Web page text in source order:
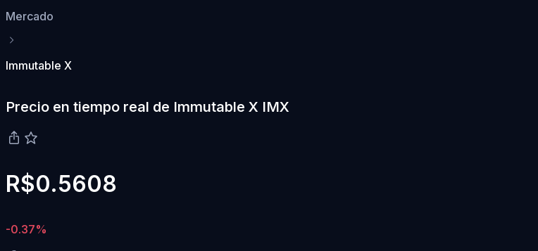
Mercado
Immutable X
Precio en tiempo real de Immutable X IMX
R$0.5608
-0.37%